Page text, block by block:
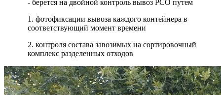
- берется на двойной контроль вывоз РСО путем
1. фотофиксации вывоза каждого контейнера в
соответствующий момент времени
2. контроля состава завозимых на сортировочный
комплекс разделенных отходов